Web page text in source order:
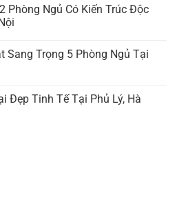
Phòng Ngủ Có Kiến Trúc Độc
Sang Trọng 5 Phòng Ngủ Tại
Đẹp Tinh Tế Tại Phủ Lý, Hà